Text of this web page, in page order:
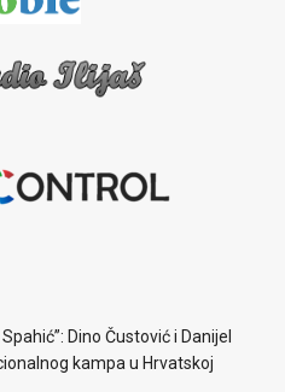
Dino Čustović i Danijel
kampa u Hrvatskoj